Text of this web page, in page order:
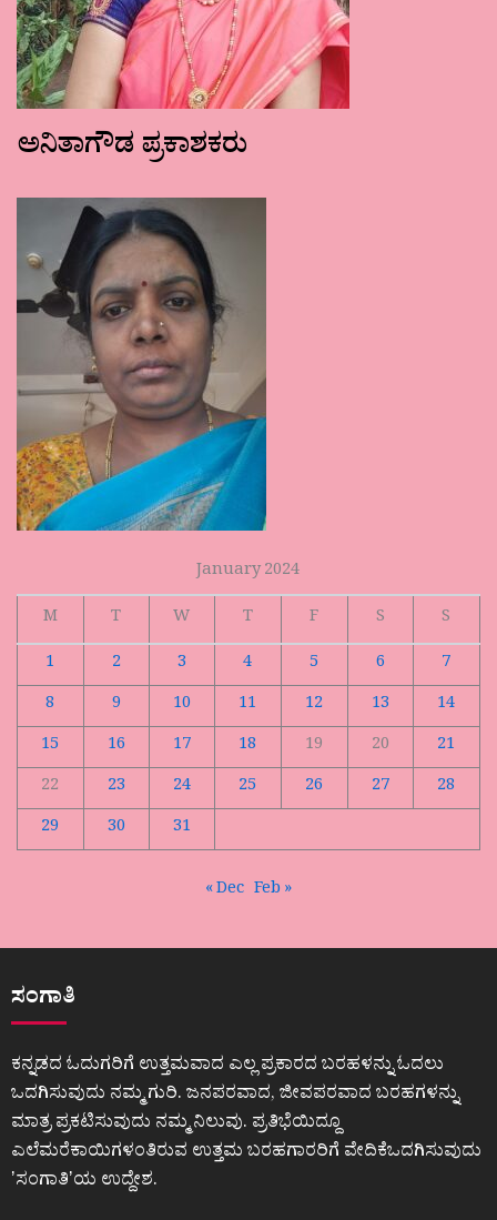
ಅನಿತಾಗೌಡ ಪ್ರಕಾಶಕರು
January 2024
M
T W T F S
S
1
2 3 4 5 6
7
8
9 10 11 12 13
14
15
16 17 18 19 20
21
22
23 24 25 26 27
28
29
30 31
« Dec Feb »
ಸಂಗಾತಿ
ಕನ್ನಡದ ಓದುಗರಿಗೆ ಉತ್ತಮವಾದ ಎಲ್ಲ ಪ್ರಕಾರದ ಬರಹಳನ್ನು ಓದಲು
ಒದಗಿಸುವುದು ನಮ್ಮ ಗುರಿ. ಜನಪರವಾದ, ಜೀವಪರವಾದ ಬರಹಗಳನ್ನು
ಮಾತ್ರ ಪ್ರಕಟಿಸುವುದು ನಮ್ಮ ನಿಲುವು. ಪ್ರತಿಭೆಯಿದ್ದೂ
ಎಲೆಮರೆಕಾಯಿಗಳಂತಿರುವ ಉತ್ತಮ ಬರಹಗಾರರಿಗೆ ವೇದಿಕೆಒದಗಿಸುವುದು
ʼಸಂಗಾತಿʼಯ ಉದ್ದೇಶ.